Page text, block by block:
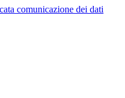
comunicazione dei dati